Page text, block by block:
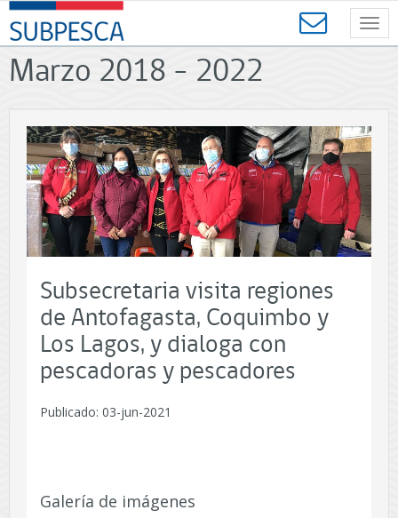
Contenido
principal
SUBPESCA
-
Subsecretaría
de
Acuicultura
Gobierno
de
Chile
Marzo 2018 - 2022
Subsecretaria visita regiones
de Antofagasta, Coquimbo y
Los Lagos, y dialoga con
pescadoras y pescadores
Publicado: 03-jun-2021
Galería de imágenes